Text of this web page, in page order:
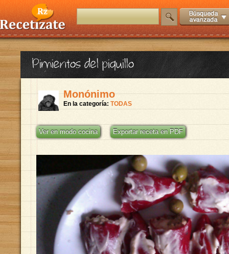
Pimientos del piquillo
Monónimo
En la categoría: TODAS
Ver en modo cocina Exportar receta en PDF